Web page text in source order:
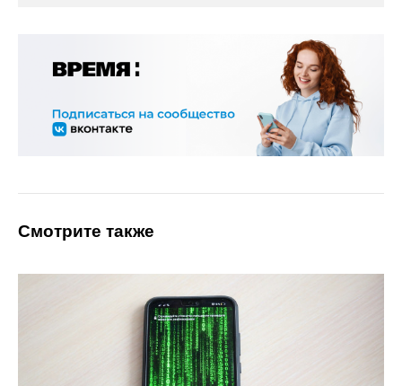
Смотрите также